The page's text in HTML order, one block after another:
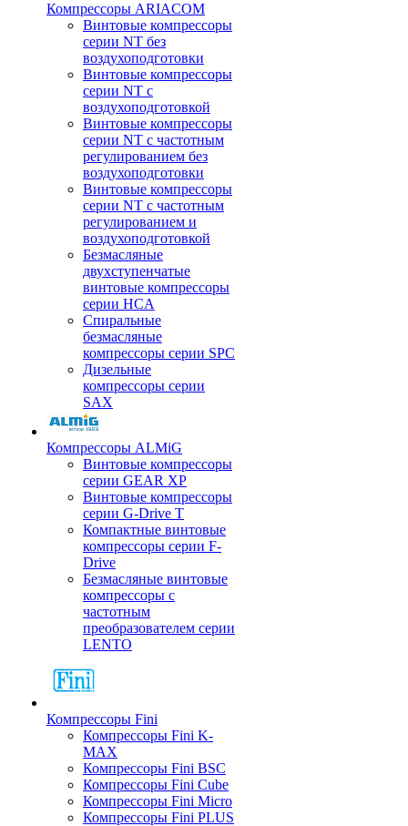
Компрессоры ARIACOM
Винтовые компрессоры
серии NT без
воздухоподготовки
Винтовые компрессоры
серии NT c
воздухоподготовкой
Винтовые компрессоры
серии NT с частотным
регулированием без
воздухоподготовки
Винтовые компрессоры
серии NT с частотным
регулированием и
воздухоподготовкой
Безмасляные
двухступенчатые
винтовые компрессоры
серии HCA
Спиральные
безмасляные
компрессоры серии SPC
Дизельные
компрессоры серии
SAX
Компрессоры ALMiG
Винтовые компрессоры
серии GEAR XP
Винтовые компрессоры
серии G-Drive T
Компактные винтовые
компрессоры серии F-
Drive
Безмасляные винтовые
компрессоры с
частотным
преобразователем серии
LENTO
Компрессоры Fini
Компрессоры Fini K-
MAX
Компрессоры Fini BSC
Компрессоры Fini Cube
Компрессоры Fini Micro
Компрессоры Fini PLUS